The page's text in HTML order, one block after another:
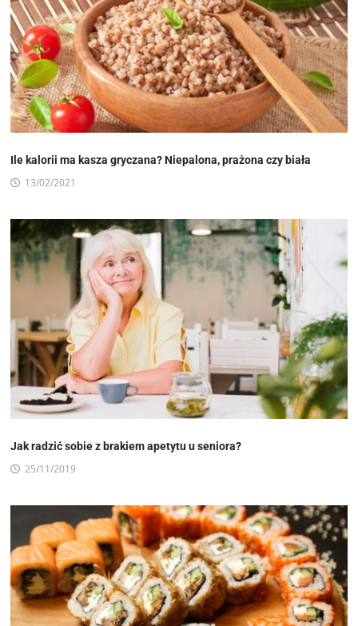
Ile kalorii ma kasza gryczana? Niepalona, prażona czy biała
13/02/2021
Jak radzić sobie z brakiem apetytu u seniora?
25/11/2019